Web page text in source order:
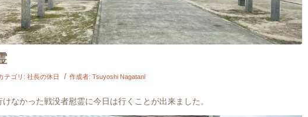
テゴリ: 社長の休日 / 作成者: Tsuyoshi Nagatani
なかった戦没者慰霊に今日は行くことが出来ました。